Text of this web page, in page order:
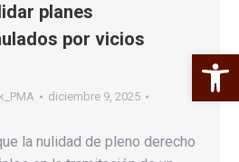
Abrir
planes
por vicios
diciembre 9, 2025
la nulidad de pleno derecho